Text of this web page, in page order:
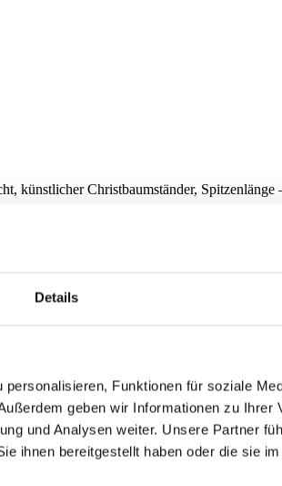
Details
Funktionen für soziale
geben wir Informationen zu Ihrer
und Analysen weiter. Unsere Partner
ihnen bereitgestellt haben oder die sie
künstlicher Christbaumständer, Spitzenlänge
natürlichen Aussehen, das jedes Zuhause